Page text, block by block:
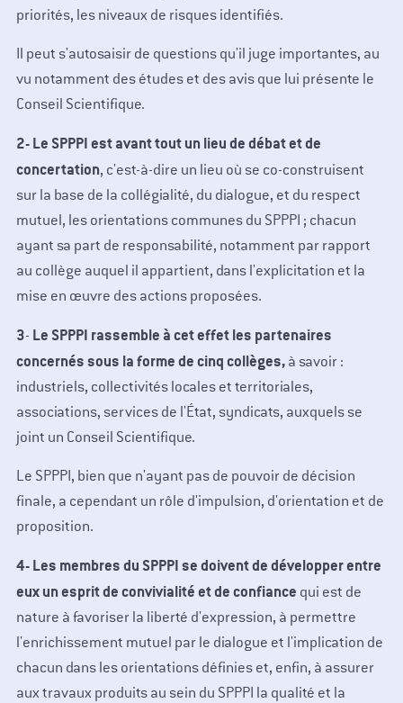
priorités, les niveaux de risques identifiés.
Il peut s'autosaisir de questions qu'il juge importantes, au
vu notamment des études et des avis que lui présente le
Conseil Scientifique.
2-Le SPPPI est avant tout un lieu de débat et de
concertation, c'est-à-dire un lieu où se co-construisent
sur la base de la collégialité, du dialogue, et du respect
mutuel, les orientations communes du SPPPI ; chacun
ayant sa part de responsabilité, notamment par rapport
au collège auquel il appartient, dans l'explicitation et la
mise en œuvre des actions proposées.
3- Le SPPPI rassemble à cet effet les partenaires
concernés sous la forme de cinq collèges,à savoir :
industriels, collectivités locales et territoriales,
associations, services de l'État, syndicats, auxquels se
joint un Conseil Scientifique.
Le SPPPI, bien que n'ayant pas de pouvoir de décision
finale, a cependant un rôle d'impulsion, d'orientation et de
proposition.
4- Les membres du SPPPI se doivent de développer entre
eux un esprit de convivialité et de confiance qui est de
nature à favoriser la liberté d'expression, à permettre
l'enrichissement mutuel par le dialogue et l'implication de
chacun dans les orientations définies et, enfin, à assurer
aux travaux produits au sein du SPPPI la qualité et la